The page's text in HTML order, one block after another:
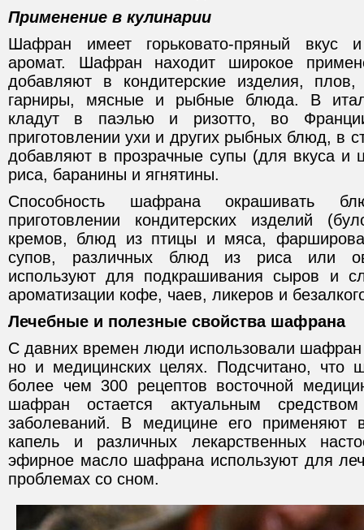
Применение в кулинарии
Шафран имеет горьковато-пряный вкус
аромат. Шафран находит широкое
добавляют в кондитерские изделия,
гарниры, мясные и рыбные блюда. В
кладут в паэлью и ризотто, во
приготовлении ухи и других рыбных блюд, в
добавляют в прозрачные супы (для вкуса и
риса, баранины и ягнятины.
Способность шафрана окрашивать
приготовлении кондитерских изделий
кремов, блюд из птицы и мяса,
супов, различных блюд из риса или
используют для подкрашивания сыров и
ароматизации кофе, чаев, ликеров и
Лечебные и полезные свойства шафрана
С давних времен люди использовали шафран
но и медицинских целях. Подсчитано, что
более чем 300 рецептов восточной
шафран остается актуальным
заболеваний. В медицине его применяют
капель и различных лекарственных
эфирное масло шафрана используют для
проблемах со сном.